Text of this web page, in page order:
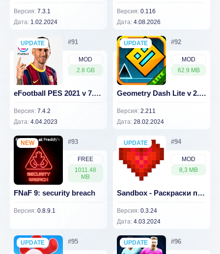
Версия: 7.3.1
Дата: 1.02.2024
Версия: 0.116
Дата: 4.08.2026
MOD
2.8 GB
UPDATE
NEW
eFootball PES 2021 v 7.4.2 [ВЗЛОМ: много денег]
Версия: 7.4.2
Дата: 4.04.2023
MOD
62.9 MB
UPDATE
NEW
Geometry Dash Lite v 2.211 [ВЗЛОМ: Всё открыто]
Версия: 2.211
Дата: 28.02.2024
FREE
1011.48
MB
NEW
FNaF 9: security breach
Версия: 0.8.9.1
MOD
8,3 MB
UPDATE
NEW
Sandbox - Раскраски по номерам v 0.3.24 [ВЗЛОМ: Всё разблокировано]
Версия: 0.3.24
Дата: 4.03.2024
UPDATE
NEW UPDATE
NEW